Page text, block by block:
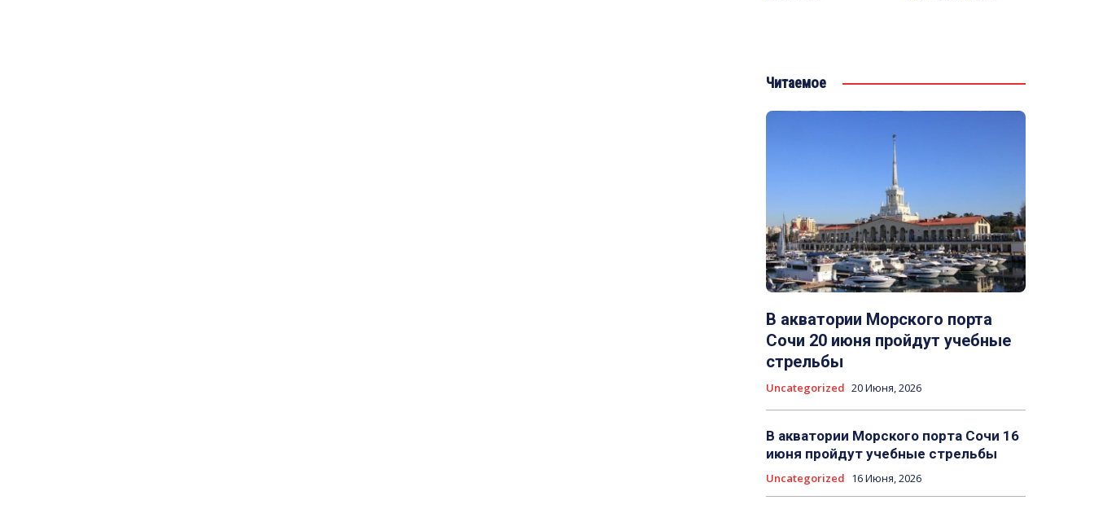
Читаемое
В акватории Морского порта
Сочи 20 июня пройдут учебные
стрельбы
Uncategorized 20 Июня, 2026
В акватории Морского порта Сочи 16
июня пройдут учебные стрельбы
Uncategorized 16 Июня, 2026